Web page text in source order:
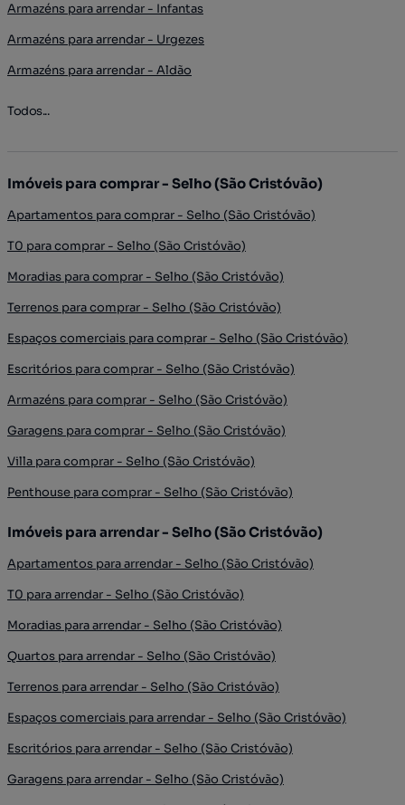
Armazéns para arrendar - Infantas
Armazéns para arrendar - Urgezes
Armazéns para arrendar - Aldão
Todos...
Imóveis para comprar - Selho (São Cristóvão)
Apartamentos para comprar - Selho (São Cristóvão)
T0 para comprar - Selho (São Cristóvão)
Moradias para comprar - Selho (São Cristóvão)
Terrenos para comprar - Selho (São Cristóvão)
Espaços comerciais para comprar - Selho (São Cristóvão)
Escritórios para comprar - Selho (São Cristóvão)
Armazéns para comprar - Selho (São Cristóvão)
Garagens para comprar - Selho (São Cristóvão)
Villa para comprar - Selho (São Cristóvão)
Penthouse para comprar - Selho (São Cristóvão)
Imóveis para arrendar - Selho (São Cristóvão)
Apartamentos para arrendar - Selho (São Cristóvão)
T0 para arrendar - Selho (São Cristóvão)
Moradias para arrendar - Selho (São Cristóvão)
Quartos para arrendar - Selho (São Cristóvão)
Terrenos para arrendar - Selho (São Cristóvão)
Espaços comerciais para arrendar - Selho (São Cristóvão)
Escritórios para arrendar - Selho (São Cristóvão)
Garagens para arrendar - Selho (São Cristóvão)